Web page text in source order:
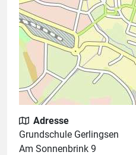
Adresse
Grundschule Gerlingsen
Am Sonnenbrink 9